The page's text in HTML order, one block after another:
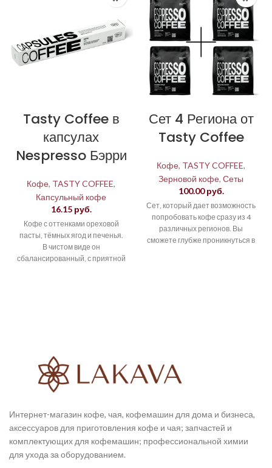
Tasty Coffee в
капсулах
Nespresso Бэрри
Кофе, TASTY COFFEE,
Капсульный кофе
16.15 руб.
Кофе с оттенками ореховой
пасты, тёмных ягод и печенья.
В чистом виде он
сбалансированный, с приятной
Сет 4 Региона от
Tasty Coffee
Кофе, TASTY COFFEE,
Зерновой кофе, Сеты
100.00руб.
Сет, который дает возможность
попробовать кофе сразу из 4
различных регионов. Вы
сможете глубже проникнуться в
Интернет-магазин кофе, чая, кофемашин для дома и бизнеса,
аксессуаров для приготовления кофе и чая; запчастей и
комплектующих для кофемашин; профессиональной химии
для ухода за оборудованием.